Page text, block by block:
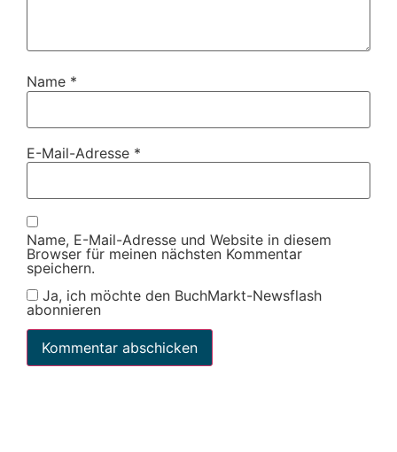
Name *
E-Mail-Adresse *
Name, E-Mail-Adresse und Website in diesem
Browser für meinen nächsten Kommentar
speichern.
Ja, ich möchte den BuchMarkt-Newsflash
abonnieren